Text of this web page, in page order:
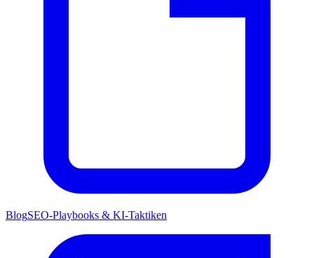
BlogSEO-Playbooks & KI-Taktiken